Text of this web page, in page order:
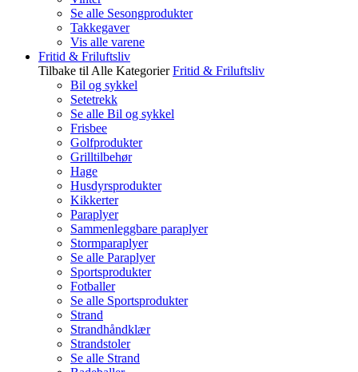
Se alle Sesongprodukter
Takkegaver
Vis alle varene
Fritid & Friluftsliv
Tilbake til Alle Kategorier Fritid & Friluftsliv
Bil og sykkel
Setetrekk
Se alle Bil og sykkel
Frisbee
Golfprodukter
Grilltilbehør
Hage
Husdyrsprodukter
Kikkerter
Paraplyer
Sammenleggbare paraplyer
Stormparaplyer
Se alle Paraplyer
Sportsprodukter
Fotballer
Se alle Sportsprodukter
Strand
Strandhåndklær
Strandstoler
Se alle Strand